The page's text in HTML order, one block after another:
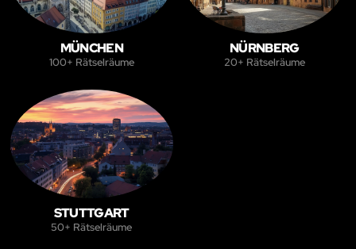
MÜNCHEN
100+ Rätselräume
NÜRNBERG
20+ Rätselräume
STUTTGART
50+ Rätselräume